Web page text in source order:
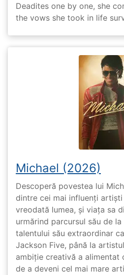
Deadites one by one, she
the vows she took in life
Michael (2026)
Descoperă povestea lui
dintre cei mai influenți
vreodată lumea, și viața sa
urmărind parcursul său de
talentului său extraordinar
Jackson Five, până la
ambiție creativă a alimentat
de a deveni cel mai mare